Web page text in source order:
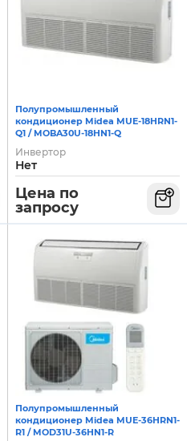
Полупромышленный
кондиционер Midea MUE-18HRN1-
Q1 / MOBA30U-18HN1-Q
Инвертор
Нет
Цена по
запросу
Полупромышленный
кондиционер Midea MUE-36HRN1-
R1 / MOD31U-36HN1-R